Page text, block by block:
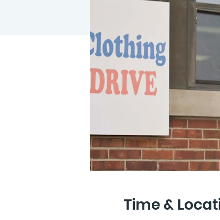
Time &